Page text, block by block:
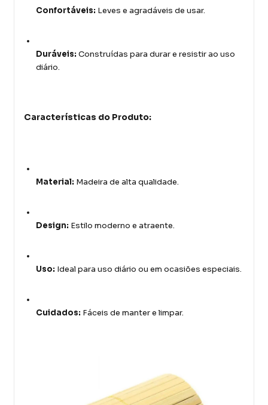
Confortáveis: Leves e agradáveis de usar.
Duráveis: Construídas para durar e resistir ao uso
diário.
Características do Produto:
Material: Madeira de alta qualidade.
Design: Estilo moderno e atraente.
Uso: Ideal para uso diário ou em ocasiões especiais.
Cuidados: Fáceis de manter e limpar.